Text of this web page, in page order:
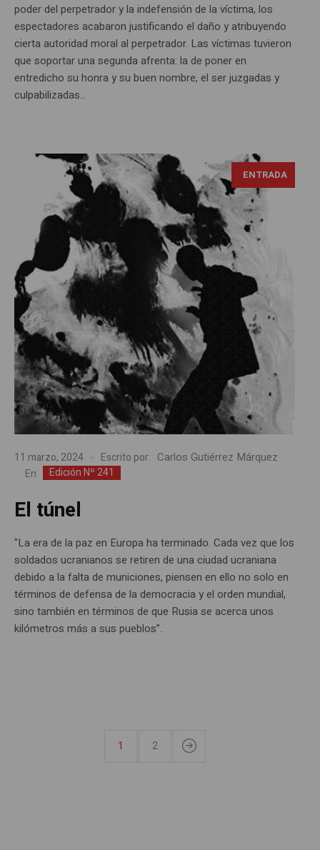
poder del perpetrador y la indefensión de la víctima, los
espectadores acabaron justificando el daño y atribuyendo
cierta autoridad moral al perpetrador. Las víctimas tuvieron
que soportar una segunda afrenta: la de poner en
entredicho su honra y su buen nombre, el ser juzgadas y
culpabilizadas...
ENTRADA
11 marzo, 2024 Escrito por: Carlos Gutiérrez Márquez
En Edición Nº 241
El túnel
"La era de la paz en Europa ha terminado. Cada vez que los
soldados ucranianos se retiren de una ciudad ucraniana
debido a la falta de municiones, piensen en ello no solo en
términos de defensa de la democracia y el orden mundial,
sino también en términos de que Rusia se acerca unos
kilómetros más a sus pueblos”.
1 2